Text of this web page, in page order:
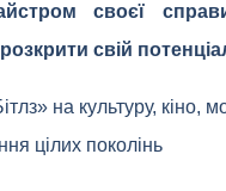
своєї
свій
на культуру, кіно,
цілих поколінь